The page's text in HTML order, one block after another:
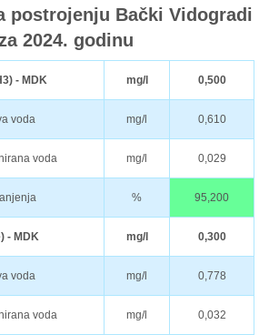
postrojenju Bački Vidogradi
2024. godinu
- MDK mg/l 0,500
voda mg/l 0,610
voda mg/l 0,029
% 95,200
- MDK mg/l 0,300
voda mg/l 0,778
voda mg/l 0,032